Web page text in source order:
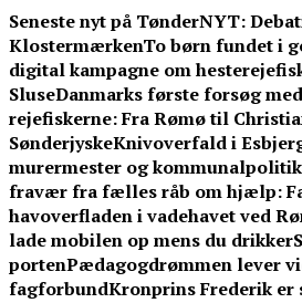
Skip
to
content
Seneste nyt på TønderNYT:
KlostermærkenTo børn fundet i
digital kampagne om
SluseDanmarks første forsøg
rejefiskerne: Fra Rømø til
SønderjyskeKnivoverfald i
murermester og
fravær fra fælles råb om hjælp:
havoverfladen i vadehavet ved
lade mobilen op mens du drikker
portenPædagogdrømmen lever
fagforbundKronprins Frederik er